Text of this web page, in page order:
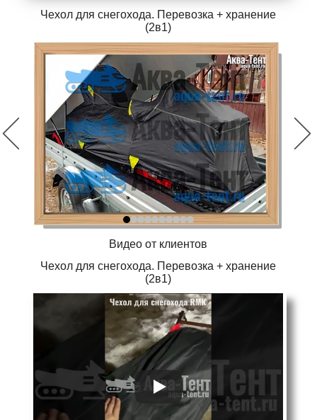
Чехол для снегохода. Перевозка + хранение
(2в1)
Видео от клиентов
Чехол для снегохода. Перевозка + хранение
(2в1)